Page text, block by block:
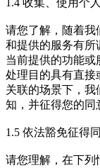
1.4 收集、使用个
请您了解，随着我
和提供的服务有所
当前提供的功能
处理目的具有直接
关联的场景下，
知，并征得您的同
1.5 依法豁免征得
请您理解，在下列